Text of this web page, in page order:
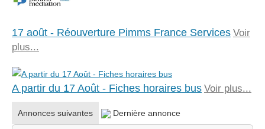
17 août - Réouverture Pimms France Services Voir
plus...
A partir du 17 Août - Fiches horaires bus Voir plus...
Annonces suivantes Dernière annonce